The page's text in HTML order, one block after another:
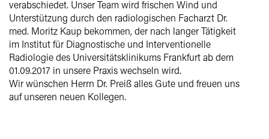
verabschiedet. Unser Team wird frischen Wind und
Unterstützung durch den radiologischen Facharzt Dr.
med. Moritz Kaup bekommen, der nach langer Tätigkeit
im Institut für Diagnostische und Interventionelle
Radiologie des Universitätsklinikums Frankfurt ab dem
01.09.2017 in unsere Praxis wechseln wird.
Wir wünschen Herrn Dr. Preiß alles Gute und freuen uns
auf unseren neuen Kollegen.